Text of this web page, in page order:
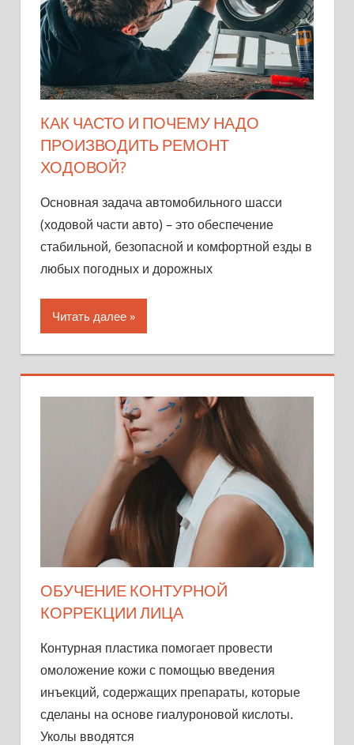
КАК ЧАСТО И ПОЧЕМУ НАДО
ПРОИЗВОДИТЬ РЕМОНТ
ХОДОВОЙ?
Основная задача автомобильного шасси
(ходовой части авто) – это обеспечение
стабильной, безопасной и комфортной езды в
любых погодных и дорожных
Читать далее
ОБУЧЕНИЕ КОНТУРНОЙ
КОРРЕКЦИИ ЛИЦА
Контурная пластика помогает провести
омоложение кожи с помощью введения
инъекций, содержащих препараты, которые
сделаны на основе гиалуроновой кислоты.
Уколы вводятся